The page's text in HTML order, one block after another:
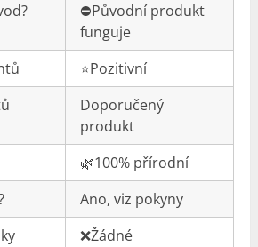
⛔️Původní produkt
funguje
⭐️Pozitivní
Doporučený
produkt
🌿100% přírodní
Ano, viz pokyny
❌Žádné